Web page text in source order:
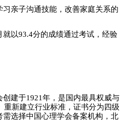
亲子沟通技能，改善家庭关系的
就以93.4分的成绩通过考试，经验
创建于1921年，是国内最具权威与
重新建立行业标准，证书分为四级
选择中国心理学会备案机构，北